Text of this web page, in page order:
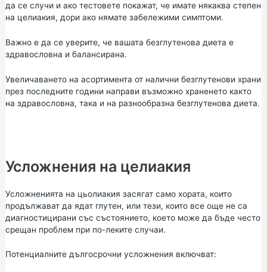
да се случи и ако тестовете покажат, че имате някаква степен
на целиакия, дори ако нямате забележими симптоми.
Важно е да се уверите, че вашата безглутенова диета е
здравословна и балансирана.
Увеличаването на асортимента от налични безглутенови храни
през последните години направи възможно храненето както
на здравословна, така и на разнообразна безглутенова диета.
Усложнения на целиакия
Усложненията на цьолиакия засягат само хората, които
продължават да ядат глутен, или тези, които все още не са
диагностицирани със състоянието, което може да бъде често
срещан проблем при по-леките случаи.
Потенциалните дългосрочни усложнения включват: